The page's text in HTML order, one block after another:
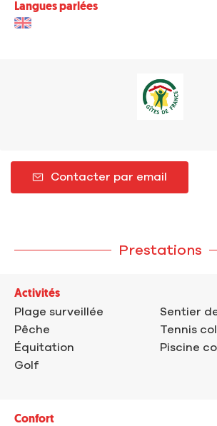
Langues parlées
Contacter par email
Prestations
Activités
Plage surveillée
Pêche
Équitation
Golf
Sentier
Tennis
Piscine
Confort